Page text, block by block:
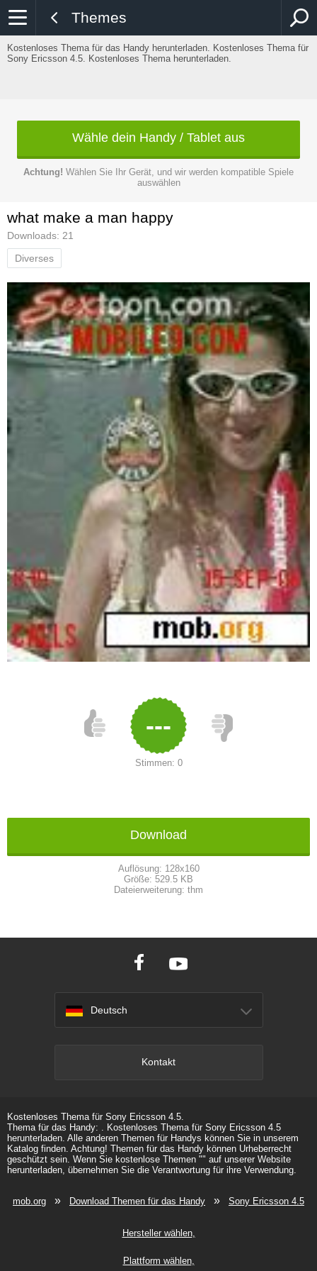
Themes
Kostenloses Thema für das Handy herunterladen. Kostenloses Thema für
Sony Ericsson 4.5. Kostenloses Thema herunterladen.
Wähle dein Handy / Tablet aus
Achtung! Wählen Sie Ihr Gerät, und wir werden kompatible Spiele
auswählen
what make a man happy
Downloads: 21
Diverses
---
Stimmen: 0
Download
Auflösung: 128x160
Größe: 529.5 KB
Dateierweiterung: thm
Deutsch
Kontakt
Kostenloses Thema für Sony Ericsson 4.5.
Thema für das Handy: . Kostenloses Thema für Sony Ericsson 4.5
herunterladen. Alle anderen Themen für Handys können Sie in unserem
Katalog finden. Achtung! Themen für das Handy können Urheberrecht
geschützt sein. Wenn Sie kostenlose Themen "" auf unserer Website
herunterladen, übernehmen Sie die Verantwortung für ihre Verwendung.
mob.org » Download Themen für das Handy » Sony Ericsson 4.5
Hersteller wählen
Plattform wählen